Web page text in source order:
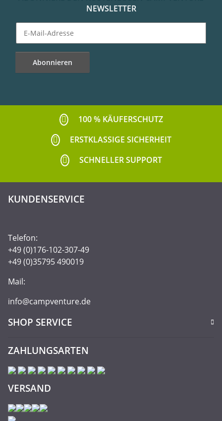
NEWSLETTER
Abonnieren
100 % KÄUFERSCHUTZ
ERSTKLASSIGE SICHERHEIT
SCHNELLER SUPPORT
KUNDENSERVICE
Telefon:
+49 (0)176-102-307-49
+49 (0)35795 490019
Mail:
info@campventure.de
SHOP SERVICE
ZAHLUNGSARTEN
VERSAND